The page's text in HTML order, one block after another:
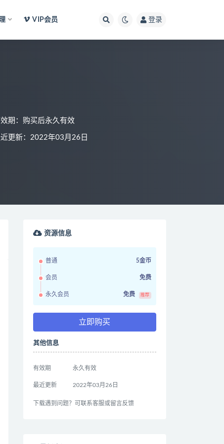
VIP会员 登录
期：购买后永久有效
更新：2022年03月26日
资源信息
普通 5金币
会员 免费
永久会员 免费 推荐
立即购买
其他信息
有效期 永久有效
最近更新 2022年03月26日
下载遇到问题？可联系客服或留言反馈